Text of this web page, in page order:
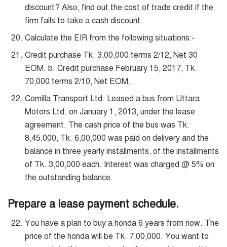
discount? Also, find out the cost of trade credit if the
firm fails to take a cash discount.
Calculate the EIR from the following situations:-
Credit purchase Tk. 3,00,000 terms 2/12, Net 30
EOM. b. Credit purchase February 15, 2017, Tk.
70,000 terms 2/10, Net EOM.
Comilla Transport Ltd. Leased a bus from Uttara
Motors Ltd. on January 1, 2013, under the lease
agreement. The cash price of the bus was Tk.
8,45,000, Tk. 6,00,000 was paid on delivery and the
balance in three yearly installments, of the installments
of Tk. 3,00,000 each. Interest was charged @ 5% on
the outstanding balance.
Prepare a lease payment schedule.
You have a plan to buy a honda 6 years from now. The
price of the honda will be Tk. 7,00,000. You want to